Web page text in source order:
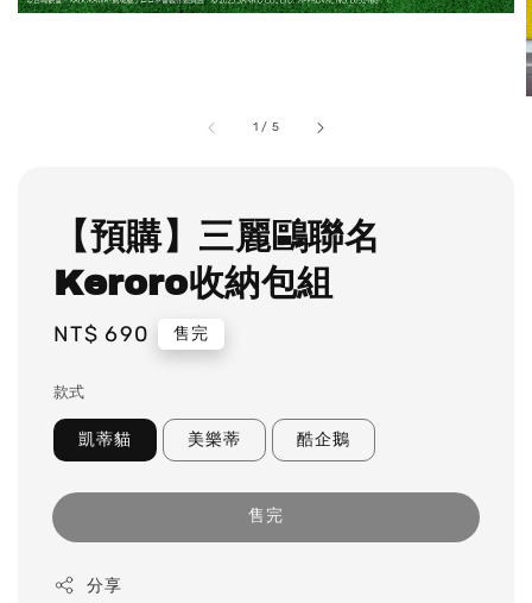
1 / 5
【預購】三麗鷗聯名
Keroro收納包組
Regular
NT$ 690 售完
款式
凱蒂貓 美樂蒂 酷企鵝
售完
分享